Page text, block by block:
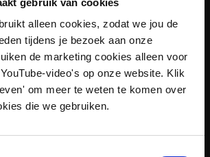
alleen cookies, zodat we jou de
tijdens je bezoek aan onze
de marketing cookies alleen voor
video's op onze website. Klik
om meer te weten te komen over
die we gebruiken.
Utrecht, The Netherlands
Introductie